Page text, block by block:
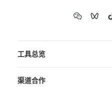
工具总览
渠道合作